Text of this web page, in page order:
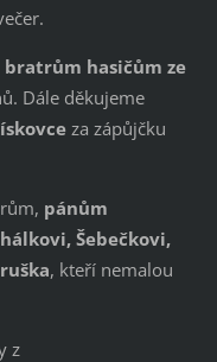
bratrům hasičům ze
Dále děkujeme
za zápůjčku
pánům
Šebečkovi,
, kteří nemalou
z